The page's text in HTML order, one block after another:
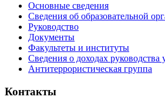
Основные сведения
Сведения об образовательной
Руководство
Документы
Факультеты и институты
Сведения о доходах руководства
Антитеррористическая группа
Контакты